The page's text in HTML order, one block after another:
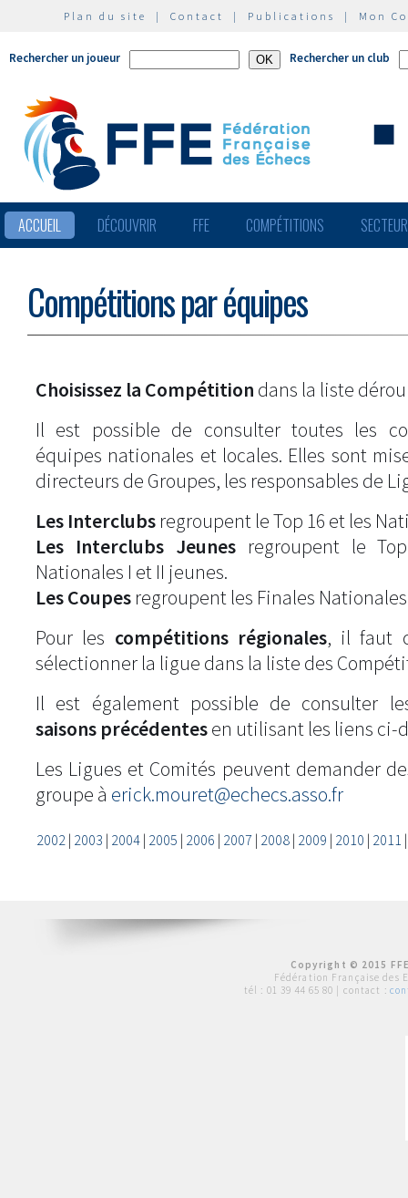
Plan du site | Contact | Publications | Mon
Rechercher un joueur Rechercher un club
ACCUEIL DÉCOUVRIR FFE COMPÉTITIONS
Compétitions par équipes
Choisissez la Compétition dans la liste
Il est possible de consulter toutes les
équipes nationales et locales. Elles sont
directeurs de Groupes, les responsables de
Les Interclubs regroupent le Top 16 et les
Les Interclubs Jeunesregroupent le
Nationales I et II jeunes.
Les Coupes regroupent les Finales
Pour les compétitions régionales, il faut
sélectionner la ligue dans la liste des
Il est également possible de consulter
saisons précédentesen utilisant les liens ci-
Les Ligues et Comités peuvent demander
groupe à erick.mouret@echecs.asso.fr
2002| 2003 | 2004| 2005 | 2006 | 2007 | 2008| 2009 | 2010 | 2011
Copyright © 2015
Fédération Française des
tél : 01 39 44 65 80 | contact :